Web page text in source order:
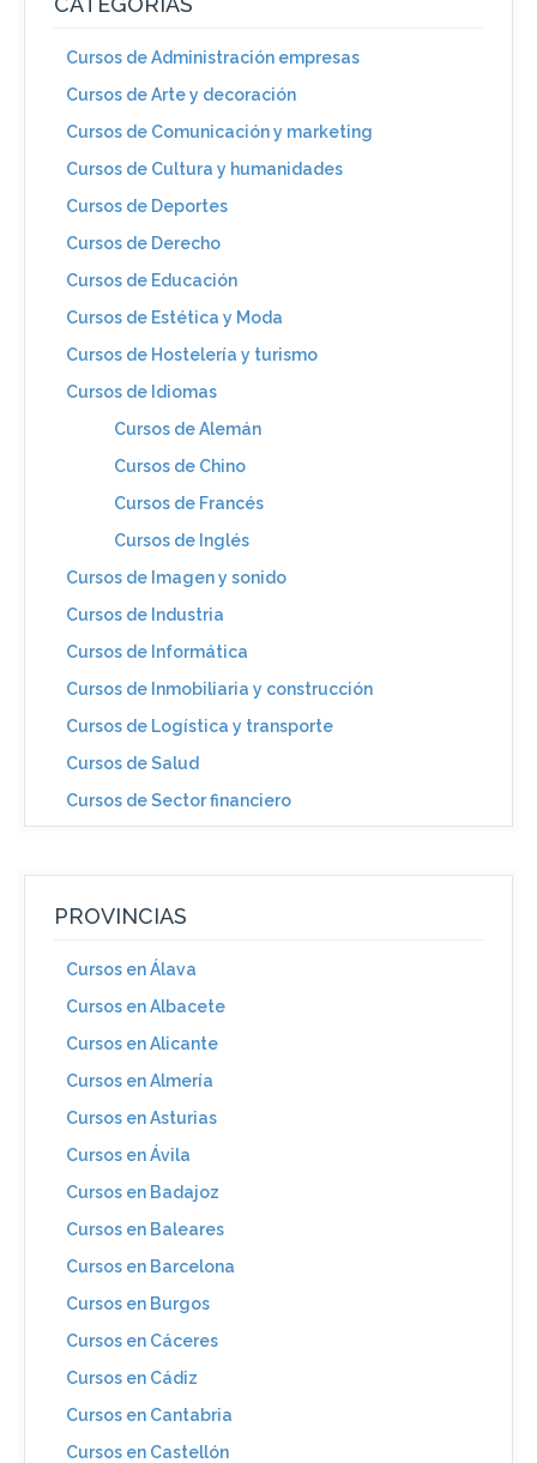
Cursos de Administración empresas
Cursos de Arte y decoración
Cursos de Comunicación y marketing
Cursos de Cultura y humanidades
Cursos de Deportes
Cursos de Derecho
Cursos de Educación
Cursos de Estética y Moda
Cursos de Hostelería y turismo
Cursos de Idiomas
Cursos de Alemán
Cursos de Chino
Cursos de Francés
Cursos de Inglés
Cursos de Imagen y sonido
Cursos de Industria
Cursos de Informática
Cursos de Inmobiliaria y construcción
Cursos de Logística y transporte
Cursos de Salud
Cursos de Sector financiero
PROVINCIAS
Cursos en Álava
Cursos en Albacete
Cursos en Alicante
Cursos en Almería
Cursos en Asturias
Cursos en Ávila
Cursos en Badajoz
Cursos en Baleares
Cursos en Barcelona
Cursos en Burgos
Cursos en Cáceres
Cursos en Cádiz
Cursos en Cantabria
Cursos en Castellón